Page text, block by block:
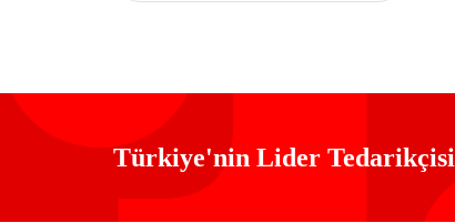
Türkiye'nin Lider Tedarikçisi